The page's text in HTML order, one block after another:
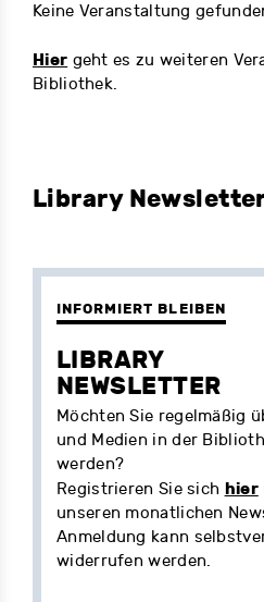
Keine Veranstaltung
Hier geht es zu weiteren
Bibliothek.
Library
INFORMIERT BLEIBEN
LIBRARY
NEWSLETTER
Möchten Sie regelmäßig
und Medien in der
werden?
Registrieren Sie sich hier
unseren monatlichen
Anmeldung kann
widerrufen werden.